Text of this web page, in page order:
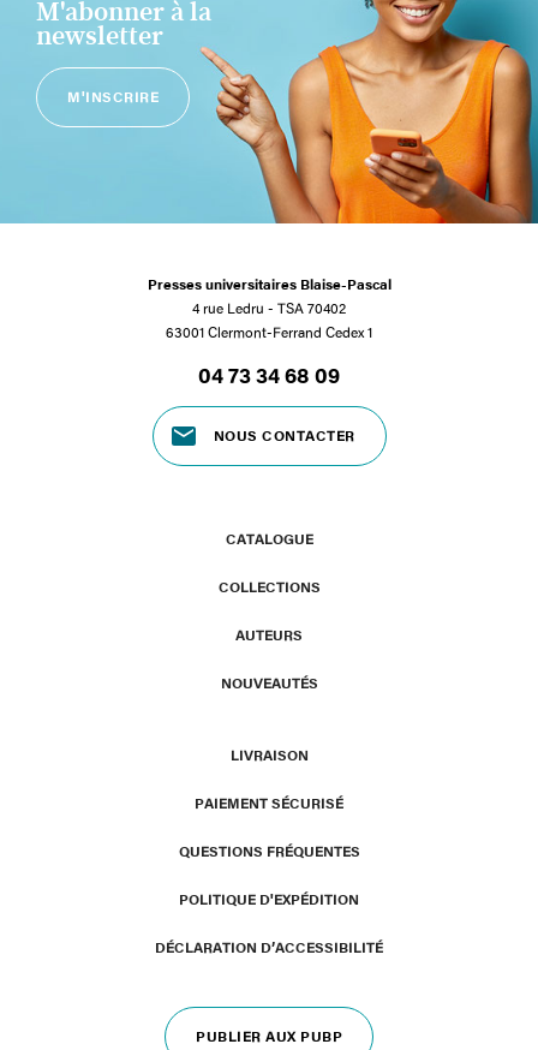
M'abonner à la
newsletter
M'INSCRIRE
Presses universitaires Blaise-Pascal
4 rue Ledru - TSA 70402
63001 Clermont-Ferrand Cedex 1
04 73 34 68 09
NOUS CONTACTER
CATALOGUE
COLLECTIONS
AUTEURS
NOUVEAUTÉS
LIVRAISON
PAIEMENT SÉCURISÉ
QUESTIONS FRÉQUENTES
POLITIQUE D'EXPÉDITION
DÉCLARATION D’ACCESSIBILITÉ
PUBLIER AUX PUBP